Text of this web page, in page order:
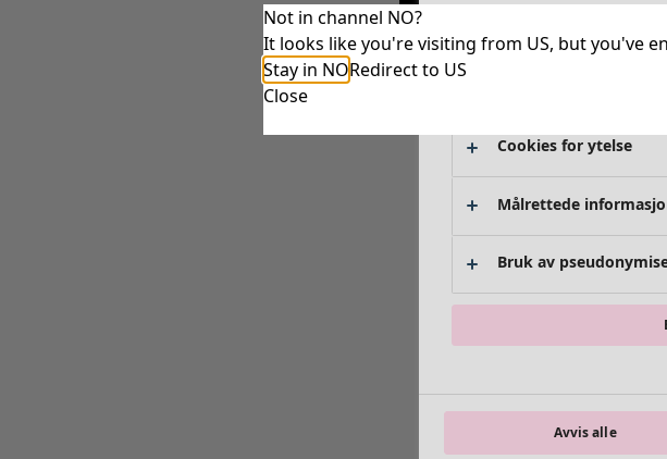
Not in channel NO?
It looks like you're visiting from US, but you've
Stay in NORedirect to US
Close
Helt nødvendige
Cookies for ytelse
Målrettede
Bruk av
Avvis alle